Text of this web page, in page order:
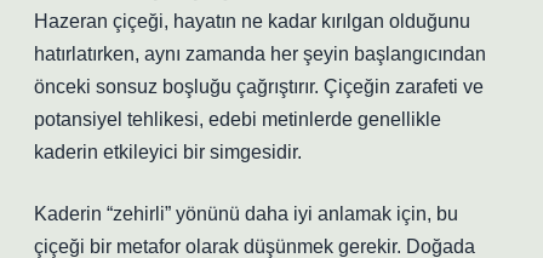
Hazeran çiçeği, hayatın ne kadar kırılgan olduğunu
hatırlatırken, aynı zamanda her şeyin başlangıcından
önceki sonsuz boşluğu çağrıştırır. Çiçeğin zarafeti ve
potansiyel tehlikesi, edebi metinlerde genellikle
kaderin etkileyici bir simgesidir.
Kaderin “zehirli” yönünü daha iyi anlamak için, bu
çiçeği bir metafor olarak düşünmek gerekir. Doğada